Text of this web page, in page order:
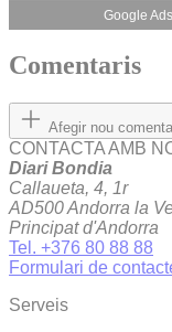
Google
Comentaris
Afegir nou
CONTACTA AMB
Diari Bondia
Callaueta, 4, 1r
AD500 Andorra la
Principat d'Andorra
Tel. +376 80 88 88
Formulari de
Serveis